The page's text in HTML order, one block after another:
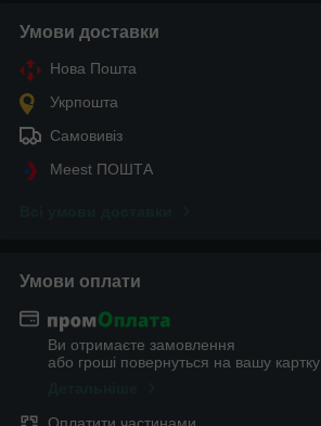
Умови доставки
Нова Пошта
Укрпошта
Самовивіз
Meest ПОШТА
Умови оплати
Ви отримаєте замовлення
або гроші повернуться на вашу картку